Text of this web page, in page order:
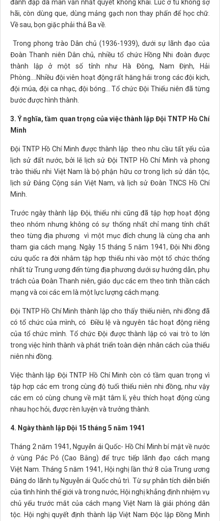
đánh đập dã man vẫn nhất quyết không khai. Lúc ở tù không sợ
hãi, còn dùng que, dùng mảng gạch non thay phấn để học chữ.
Về sau, bọn giặc phải thả Ba về.
Trong phong trào Dân chủ (1936-1939), dưới sự lãnh đạo của
Đoàn Thanh niên Dân chủ, nhiều tổ chức Hồng Nhi đoàn được
thành lập ở một số tỉnh như Hà Đông, Nam Định, Hải
Phòng....Nhiều đội viên hoạt động rất hăng hái trong các đội kịch,
đội múa, đội ca nhạc, đội bóng... Tổ chức Đội Thiếu niên đã từng
bước được hình thành.
3. Ý nghĩa, tầm quan trọng của việc thành lập Đội TNTP Hồ Chí
Minh
Đội TNTP Hồ Chí Minh được thành lập theo nhu cầu tất yếu của
lịch sử đất nước, bởi lẽ lịch sử Đội TNTP Hồ Chí Minh và phong
trào thiếu nhi Việt Nam là bộ phận hữu cơ trong lịch sử dân tộc,
lịch sử Đảng Cộng sản Việt Nam, và lịch sử Đoàn TNCS Hồ Chí
Minh.
Trước ngày thành lập Đội, thiếu nhi cũng đã tập hợp hoạt động
theo nhóm nhưng không có sự thống nhất chỉ mang tính chất
theo từng địa phương vì một mục đích chung là cùng cha anh
tham gia cách mạng. Ngày 15 tháng 5 năm 1941, Đội Nhi đồng
cứu quốc ra đời nhằm tập hợp thiếu nhi vào một tổ chức thống
nhất từ Trung ương đến từng địa phương dưới sự hướng dẫn, phụ
trách của Đoàn Thanh niên, giáo dục các em theo tinh thần cách
mạng và coi các em là một lực lượng cách mạng.
Đội TNTP Hồ Chí Minh thành lập cho thấy thiếu niên, nhi đồng đã
có tổ chức của mình, có Điều lệ và nguyên tắc hoạt động riêng
của tổ chức mình. Tổ chức Đội được thành lập có vai trò to lớn
trong việc hình thành và phát triển toàn diện nhân cách của thiếu
niên nhi đồng.
Việc thành lập Đội TNTP Hồ Chí Minh còn có tầm quan trọng vì
tập hợp các em trong cùng độ tuổi thiếu niên nhi đồng, như vậy
các em có cùng chung về mặt tâm lí, yêu thích hoạt động cùng
nhau học hỏi, được rèn luyện và trưởng thành.
4. Ngày thành lập Đội 15 tháng 5 năm 1941
Tháng 2 năm 1941, Nguyễn ái Quốc- Hồ Chí Minh bí mật về nước
ở vùng Pác Pó (Cao Bằng) để trực tiếp lãnh đạo cách mạng
Việt Nam. Tháng 5 năm 1941, Hội nghị lần thứ 8 của Trung ương
Đảng do lãnh tụ Nguyễn ái Quốc chủ trì. Từ sự phân tích diễn biến
của tình hình thế giới và trong nước, Hội nghị khẳng định nhiệm vụ
chủ yếu trước mắt của cách mạng Việt Nam là giải phóng dân
tộc. Hội nghị quyết định thành lập Việt Nam Độc lập Đồng Minh